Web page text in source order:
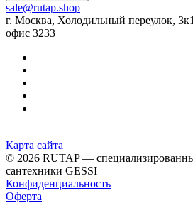
sale@rutap.shop
г. Москва, Холодильный переулок,
офис 3233
Карта сайта
© 2026 RUTAP —
сантехники GESSI
Конфиденциальность
Оферта